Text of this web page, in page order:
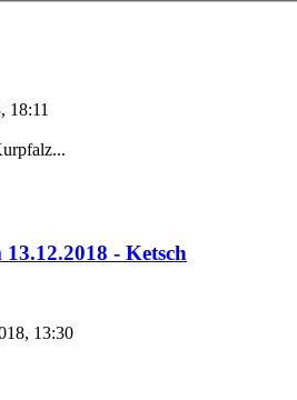
18:11
- Ketsch
13:30